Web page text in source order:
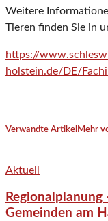
Weitere
Tieren finden Sie in
https://
holstein.de/DE/
Verwandte Artikel Mehr
Aktuell
Regionalplanung
Gemeinden am